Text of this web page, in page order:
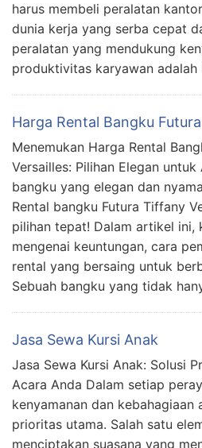
harus membeli peralatan
dunia kerja yang serba cepat
peralatan yang mendukung
produktivitas karyawan
Harga Rental Bangku
Menemukan Harga Rental
Versailles: Pilihan Elegan
bangku yang elegan dan
Rental bangku Futura Tiffany
pilihan tepat! Dalam artikel ini,
mengenai keuntungan, cara
rental yang bersaing untuk
Sebuah bangku yang tidak
Jasa Sewa Kursi Anak
Jasa Sewa Kursi Anak: Solusi
Acara Anda Dalam setiap
kenyamanan dan kebahagiaan
prioritas utama. Salah satu
menciptakan suasana yang